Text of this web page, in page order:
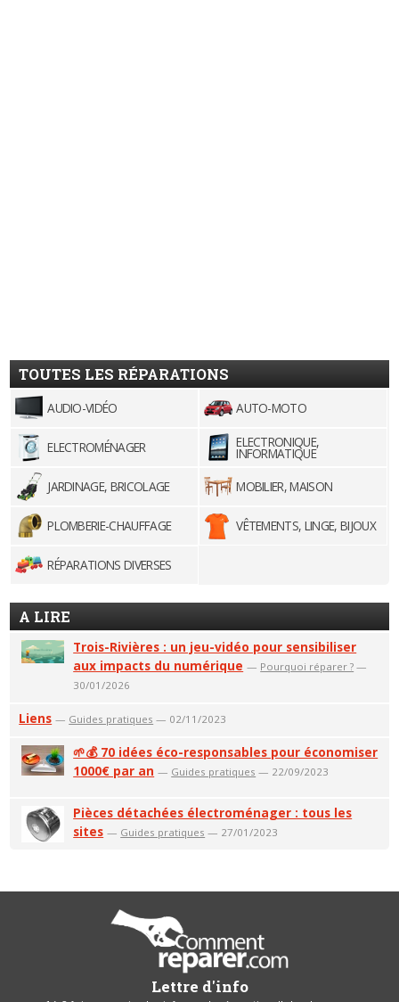
TOUTES LES RÉPARATIONS
AUDIO-VIDÉO AUTO-MOTO
ELECTROMÉNAGER ELECTRONIQUE,
INFORMATIQUE
JARDINAGE, BRICOLAGE
MOBILIER, MAISON
PLOMBERIE-CHAUFFAGE VÊTEMENTS, LINGE, BIJOUX
RÉPARATIONS DIVERSES
A LIRE
Trois-Rivières : un jeu-vidéo pour sensibiliser
aux impacts du numérique — Pourquoi réparer ? —
30/01/2026
Liens — Guides pratiques — 02/11/2023
🌱💰 70 idées éco-responsables pour économiser
1000€ par an — Guides pratiques — 22/09/2023
Pièces détachées électroménager : tous les
sites — Guides pratiques — 27/01/2023
Lettre d'info